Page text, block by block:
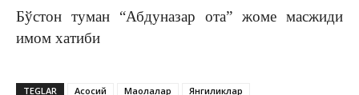
Бўстон туман “Абдуназар ота” жоме масжиди
имом хатиби
TEGLAR Асосий Мақолалар Янгиликлар